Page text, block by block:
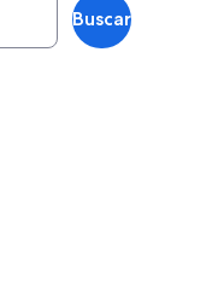
Buscar